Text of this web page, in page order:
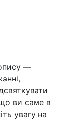
—
ви саме в
увагу на